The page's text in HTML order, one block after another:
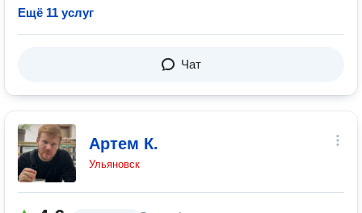
Ещё 11 услуг
Чат
Артем К.
Ульяновск